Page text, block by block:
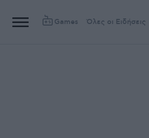
Games Όλες οι Ειδήσεις